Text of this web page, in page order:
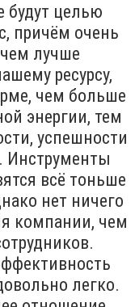
будут целью
причём очень
лучше
ресурсу,
чем больше
энергии, тем
успешности
Инструменты
всё тоньше
нет ничего
компании, чем
легко.